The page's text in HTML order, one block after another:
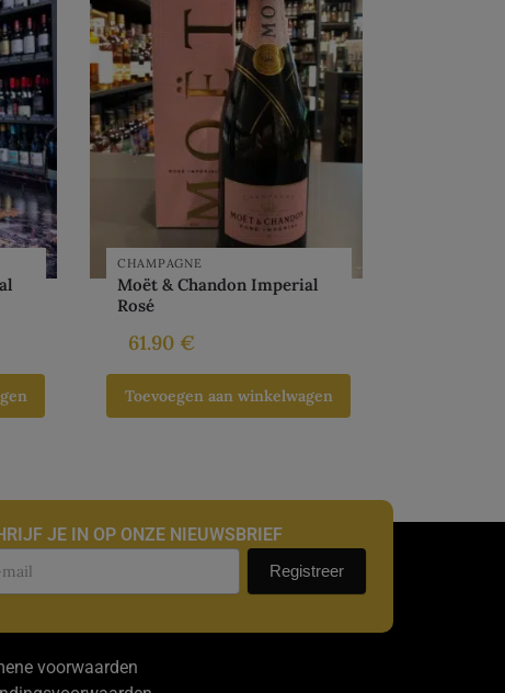
CHAMPAGNE
Moët & Chandon Imperial
Rosé
61.90 €
Toevoegen aan winkelwagen
JE IN OP ONZE NIEUWSBRIEF
Registreer
voorwaarden